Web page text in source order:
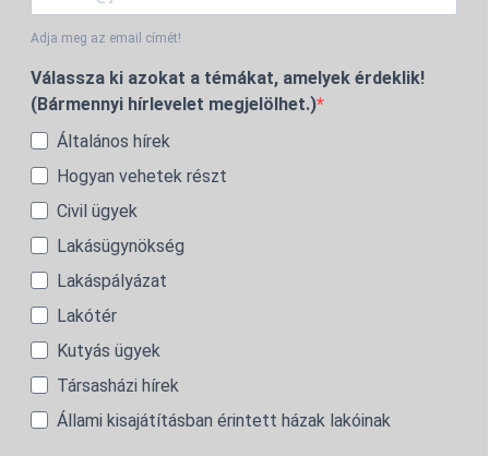
Adja meg az email címét!
Válassza ki azokat a témákat, amelyek érdeklik!
(Bármennyi hírlevelet megjelölhet.)
Általános hírek
Hogyan vehetek részt
Civil ügyek
Lakásügynökség
Lakáspályázat
Lakótér
Kutyás ügyek
Társasházi hírek
Állami kisajátításban érintett házak lakóinak